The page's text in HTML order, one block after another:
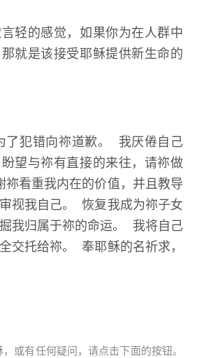
轻的感觉，如果你为在人群中
就是该接受耶稣提供新生命的
了犯错向祢道歉。 我厌倦自己
望与祢有直接的来往，请祢做
看重我内在的价值，并且教导
视我自己。 恢复我成为祢子女
我归属于祢的命运。 我将自己
交托给祢。 奉耶稣的名祈求，
或有任何疑问，请点击下面的按钮。